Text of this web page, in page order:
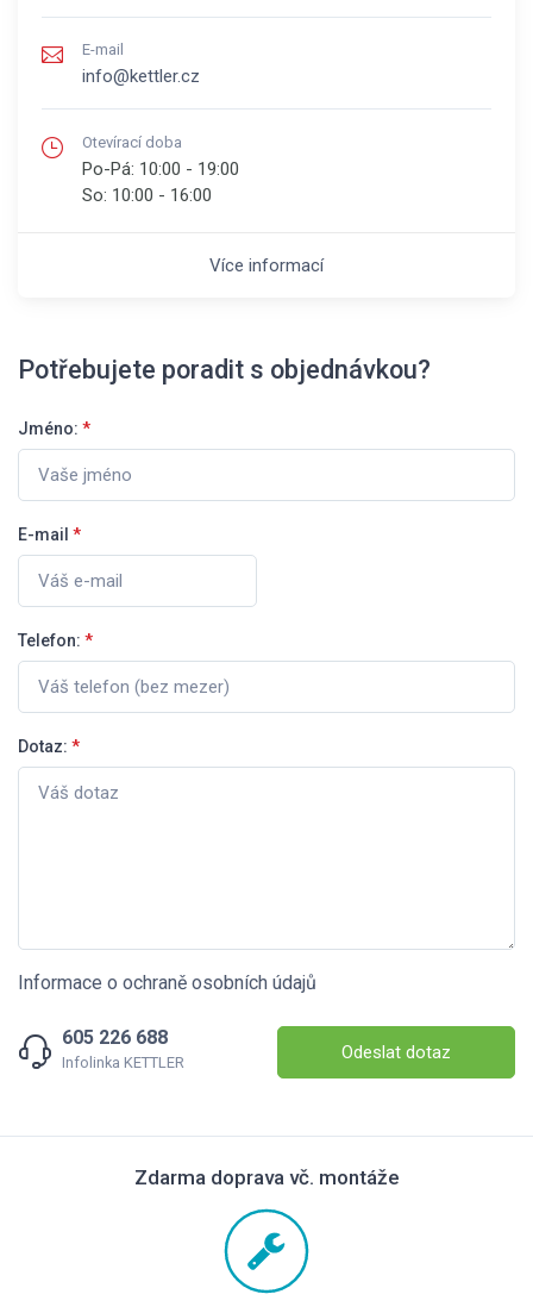
E-mail
info@kettler.cz
Otevírací doba
Po-Pá: 10:00 - 19:00
So: 10:00 - 16:00
Více informací
Potřebujete poradit s objednávkou?
Jméno: *
E-mail *
Telefon: *
Dotaz: *
Informace o ochraně osobních údajů
605 226 688
Infolinka KETTLER Odeslat dotaz
Zdarma doprava vč. montáže